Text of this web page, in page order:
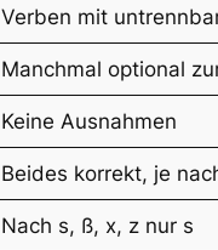
Verben mit
Manchmal optional
Keine Ausnahmen
Beides korrekt, je
Nach s, ß, x, z nur s